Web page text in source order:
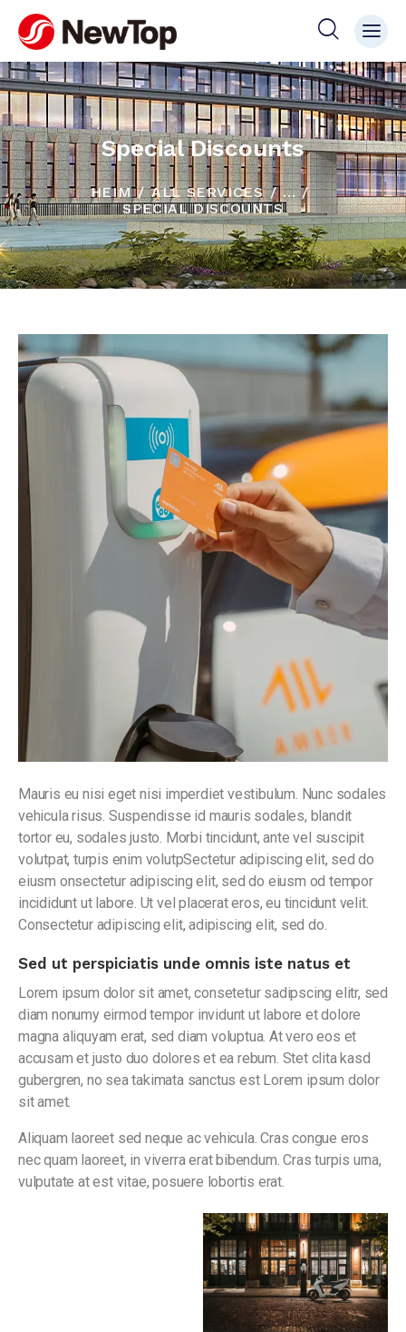
Special Discounts
HEIM ALL SERVICES
...
SPECIAL DISCOUNTS
Mauris eu nisi eget nisi imperdiet vestibulum. Nunc sodales
vehicula risus. Suspendisse id mauris sodales, blandit
tortor eu, sodales justo. Morbi tincidunt, ante vel suscipit
volutpat, turpis enim volutpSectetur adipiscing elit, sed do
eiusm onsectetur adipiscing elit, sed do eiusm od tempor
incididunt ut labore. Ut vel placerat eros, eu tincidunt velit.
Consectetur adipiscing elit, adipiscing elit, sed do.
Sed ut perspiciatis unde omnis iste natus et
Lorem ipsum dolor sit amet, consetetur sadipscing elitr, sed
diam nonumy eirmod tempor invidunt ut labore et dolore
magna aliquyam erat, sed diam voluptua. At vero eos et
accusam et justo duo dolores et ea rebum. Stet clita kasd
gubergren, no sea takimata sanctus est Lorem ipsum dolor
sit amet.
Aliquam laoreet sed neque ac vehicula. Cras congue eros
nec quam laoreet, in viverra erat bibendum. Cras turpis urna,
vulputate at est vitae, posuere lobortis erat.